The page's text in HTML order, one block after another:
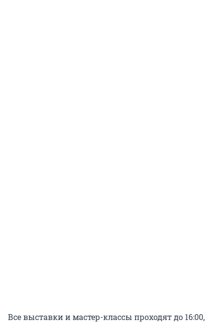
Все выставки и мастер-классы проходят до 16:00,